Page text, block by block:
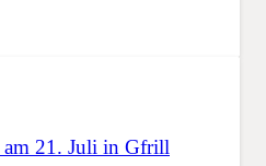
am 21. Juli in Gfrill